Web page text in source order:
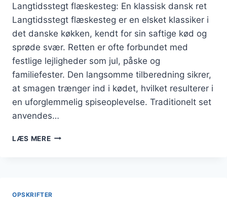
Langtidsstegt flæskesteg: En klassisk dansk ret
Langtidsstegt flæskesteg er en elsket klassiker i
det danske køkken, kendt for sin saftige kød og
sprøde svær. Retten er ofte forbundet med
festlige lejligheder som jul, påske og
familiefester. Den langsomme tilberedning sikrer,
at smagen trænger ind i kødet, hvilket resulterer i
en uforglemmelig spiseoplevelse. Traditionelt set
anvendes…
LÆS MERELANGTIDSSTEGT
OPSKRIFTER